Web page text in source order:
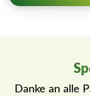
Danke an alle